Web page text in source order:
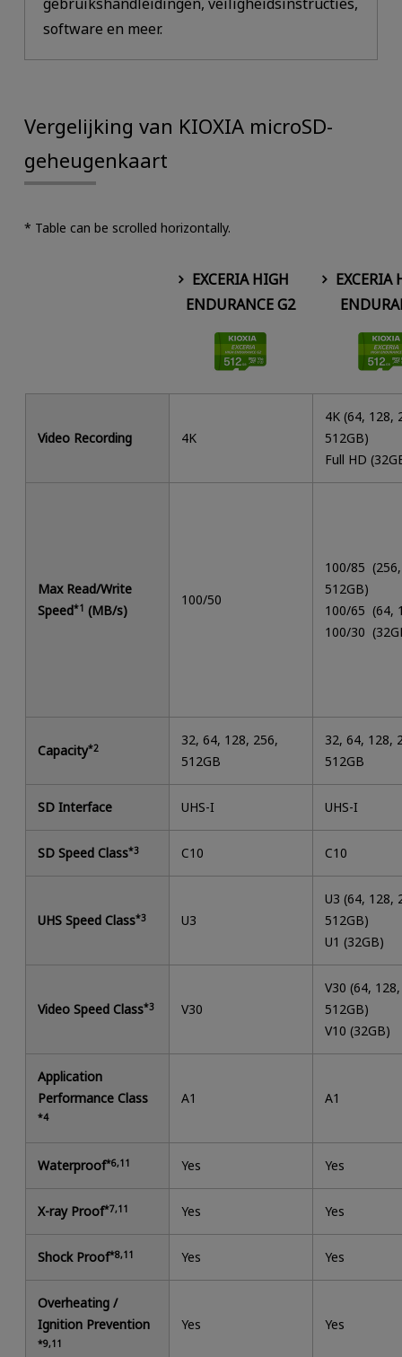
gebruikshandleidingen, veiligheidsinstructies,
software en meer.
Vergelijking van KIOXIA microSD-
geheugenkaart
* Table can be scrolled horizontally.
EXCERIA HIGH
ENDURANCE G2
EXCERIA
Video Recording 4K
4K (64, 128,
512GB)
Full HD
Max Read/Write
Speed*1 (MB/s)
100/50
100/85 (256,
512GB)
100/65 (64,
100/30
Capacity*2
32, 64, 128, 256,
512GB
32, 64, 128,
512GB
SD Interface UHS-I UHS-I
SD Speed Class*3 C10 C10
UHS Speed Class*3 U3
U3 (64, 128,
512GB)
U1 (32GB)
Video Speed Class*3 V30
V30 (64,
512GB)
V10 (32GB)
Application
Performance Class
*4
A1 A1
Waterproof*6,11 Yes Yes
X-ray Proof*7,11 Yes Yes
Shock Proof*8,11 Yes Yes
Overheating /
Ignition Prevention
*9,11
Yes Yes